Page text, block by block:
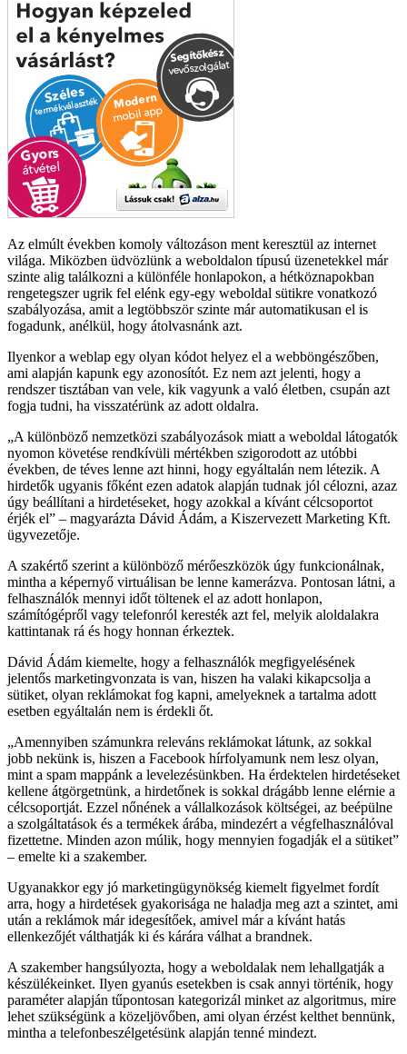
Az elmúlt években komoly változáson ment keresztül az internet
világa. Miközben üdvözlünk a weboldalon típusú üzenetekkel már
szinte alig találkozni a különféle honlapokon, a hétköznapokban
rengetegszer ugrik fel elénk egy-egy weboldal sütikre vonatkozó
szabályozása, amit a legtöbbször szinte már automatikusan el is
fogadunk, anélkül, hogy átolvasnánk azt.
Ilyenkor a weblap egy olyan kódot helyez el a webböngészőben,
ami alapján kapunk egy azonosítót. Ez nem azt jelenti, hogy a
rendszer tisztában van vele, kik vagyunk a való életben, csupán azt
fogja tudni, ha visszatérünk az adott oldalra.
A különböző nemzetközi szabályozások miatt a weboldal látogatók
nyomon követése rendkívüli mértékben szigorodott az utóbbi
években, de téves lenne azt hinni, hogy egyáltalán nem létezik. A
hirdetők ugyanis főként ezen adatok alapján tudnak jól célozni, azaz
úgy beállítani a hirdetéseket, hogy azokkal a kívánt célcsoportot
érjék el
– magyarázta Dávid Ádám, a Kiszervezett Marketing Kft.
ügyvezetője.
A szakértő szerint a különböző mérőeszközök úgy funkcionálnak,
mintha a képernyő virtuálisan be lenne kamerázva. Pontosan látni, a
felhasználók mennyi időt töltenek el az adott honlapon,
számítógépről vagy telefonról keresték azt fel, melyik aloldalakra
kattintanak rá és hogy honnan érkeztek.
Dávid Ádám kiemelte, hogy a felhasználók megfigyelésének
jelentős marketingvonzata is van, hiszen ha valaki kikapcsolja a
sütiket, olyan reklámokat fog kapni, amelyeknek a tartalma adott
esetben egyáltalán nem is érdekli őt.
Amennyiben számunkra releváns reklámokat látunk, az sokkal
jobb nekünk is, hiszen a Facebook hírfolyamunk nem lesz olyan,
mint a spam mappánk a levelezésünkben. Ha érdektelen hirdetéseket
kellene átgörgetnünk, a hirdetőnek is sokkal drágább lenne elérnie a
célcsoportját. Ezzel nőnének a vállalkozások költségei, az beépülne
a szolgáltatások és a termékek árába, mindezért a végfelhasználóval
fizettetne. Minden azon múlik, hogy mennyien fogadják el a sütiket
– emelte ki a szakember.
Ugyanakkor egy jó marketingügynökség kiemelt figyelmet fordít
arra, hogy a hirdetések gyakorisága ne haladja meg azt a szintet, ami
után a reklámok már idegesítőek, amivel már a kívánt hatás
ellenkezőjét válthatják ki és kárára válhat a brandnek.
A szakember hangsúlyozta, hogy a weboldalak nem lehallgatják a
készülékeinket. Ilyen gyanús esetekben is csak annyi történik, hogy
paraméter alapján tűpontosan kategorizál minket az algoritmus, mire
lehet szükségünk a közeljövőben, ami olyan érzést kelthet bennünk,
mintha a telefonbeszélgetésünk alapján tenné mindezt.